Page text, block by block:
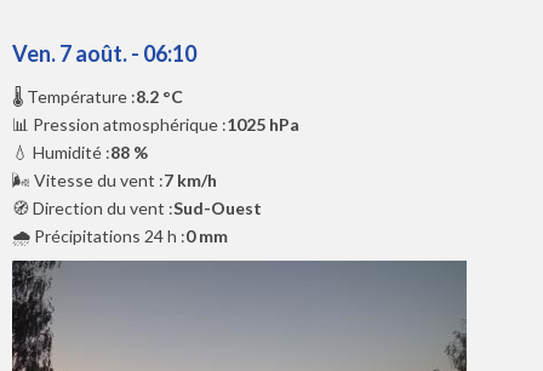
Ven. 7 août. - 06:10
🌡️ Température :8.2 °C
📊 Pression atmosphérique :1025 hPa
💧 Humidité :88 %
🌬️ Vitesse du vent :7 km/h
🧭 Direction du vent :Sud-Ouest
🌧️ Précipitations 24 h :0 mm